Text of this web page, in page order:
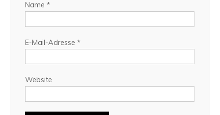
Name *
E-Mail-Adresse *
Website